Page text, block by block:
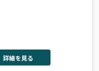
詳細を見る